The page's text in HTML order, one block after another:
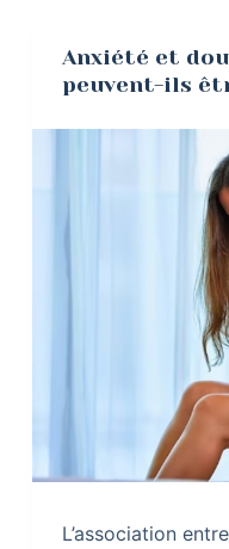
Anxiété et
peuvent-ils
L’association